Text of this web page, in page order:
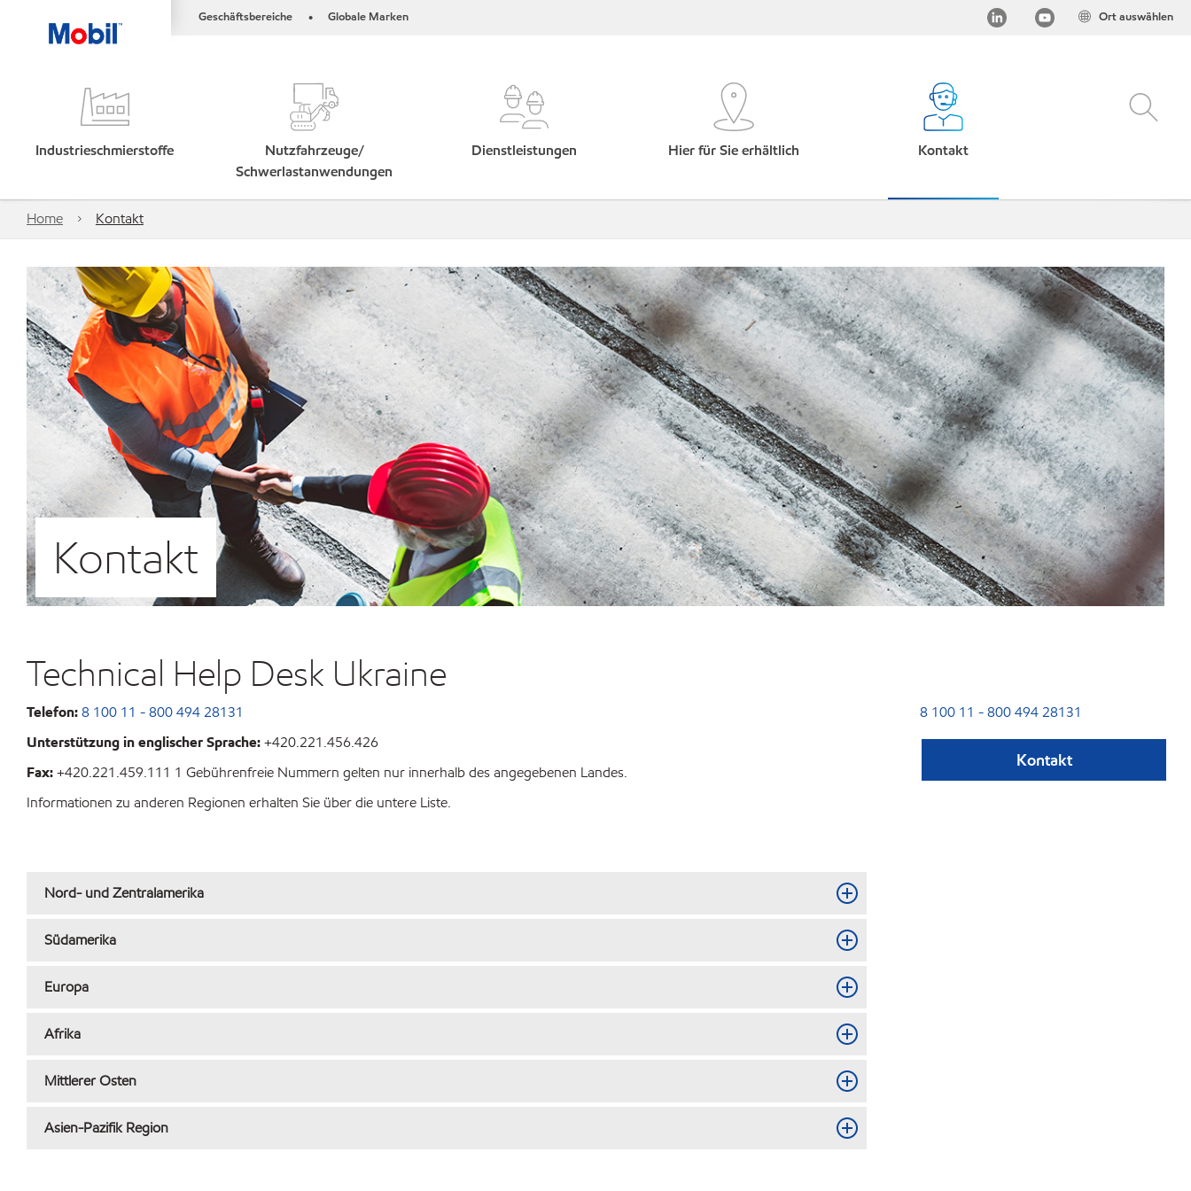
Geschäftsbereiche • Globale Marken Ort auswählen
Industrieschmierstoffe
Nutzfahrzeuge/
Schwerlastanwendungen
Dienstleistungen Hier für Sie erhältlich Kontakt
Home Kontakt
Kontakt
Technical Help Desk Ukraine
Telefon:8 100 11 - 800 494 28131
Unterstützung in englischer Sprache:+420.221.456.426
Fax:+420.221.459.111 1 Gebührenfreie Nummern gelten nur innerhalb des angegebenen Landes.
Informationen zu anderen Regionen erhalten Sie über die untere Liste.
8 100 11 - 800 494 28131
Kontakt
Nord- und Zentralamerika
Südamerika
Europa
Afrika
Mittlerer Osten
Asien-Pazifik Region